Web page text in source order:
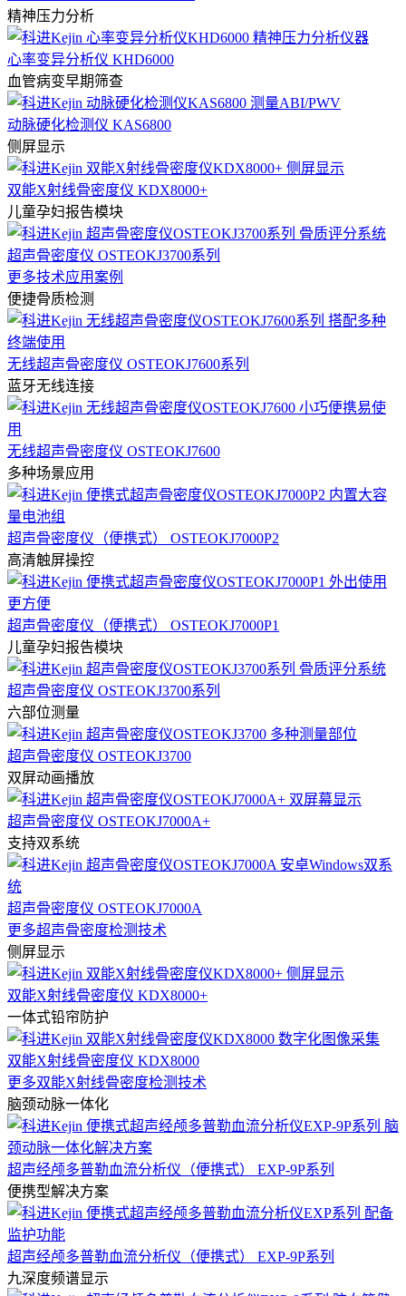
精神压力分析
心率变异分析仪 KHD6000
血管病变早期筛查
动脉硬化检测仪 KAS6800
侧屏显示
双能X射线骨密度仪 KDX8000+
儿童孕妇报告模块
超声骨密度仪 OSTEOKJ3700系列
更多技术应用案例
便捷骨质检测
无线超声骨密度仪 OSTEOKJ7600系列
蓝牙无线连接
无线超声骨密度仪 OSTEOKJ7600
多种场景应用
超声骨密度仪（便携式） OSTEOKJ7000P2
高清触屏操控
超声骨密度仪（便携式） OSTEOKJ7000P1
儿童孕妇报告模块
超声骨密度仪 OSTEOKJ3700系列
六部位测量
超声骨密度仪 OSTEOKJ3700
双屏动画播放
超声骨密度仪 OSTEOKJ7000A+
支持双系统
超声骨密度仪 OSTEOKJ7000A
更多超声骨密度检测技术
侧屏显示
双能X射线骨密度仪 KDX8000+
一体式铅帘防护
双能X射线骨密度仪 KDX8000
更多双能X射线骨密度检测技术
脑颈动脉一体化
超声经颅多普勒血流分析仪（便携式） EXP-9P系列
便携型解决方案
超声经颅多普勒血流分析仪（便携式） EXP-9P系列
九深度频谱显示